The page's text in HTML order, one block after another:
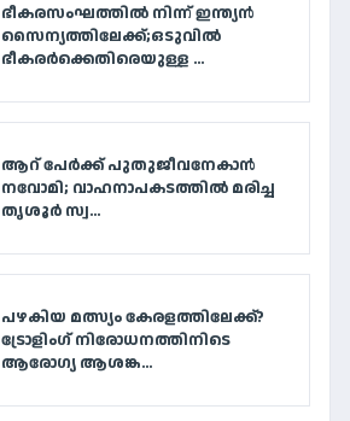
ഭീകരസംഘത്തിൽ നിന്ന് ഇന്ത്യൻ
സൈന്യത്തിലേക്ക്;ഒടുവിൽ
ഭീകരർക്കെതിരെയുള്ള ...
ആറ് പേര്‍ക്ക് പുതുജീവനേകാന്‍
നവോമി; വാഹനാപകടത്തില്‍ മരിച്ച
തൃശൂര്‍ സ്വ...
പഴകിയ മത്സ്യം കേരളത്തിലേക്ക്?
ട്രോളിംഗ് നിരോധനത്തിനിടെ
ആരോഗ്യ ആശങ്ക...